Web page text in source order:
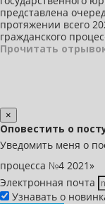
представлена
протяжении всего
гражданского
Прочитать
×
Оповестить о
Уведомить меня о
процесса №4 2021»
Электронная почта
Узнавать о